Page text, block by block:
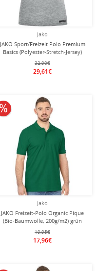
Jako
JAKO Sport/Freizeit Polo Premium
Basics (Polyester-Stretch-Jersey)
hellgrau meliert Damen
32,90€
29,61€
Jako
JAKO Freizeit-Polo Organic Pique
(Bio-Baumwolle, 200g/m2) grün
Herren
19,95€
17,96€
10% reduziert